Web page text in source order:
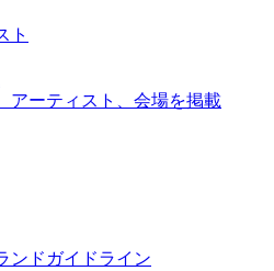
ト
アーティスト、会場を掲載
ンドガイドライン